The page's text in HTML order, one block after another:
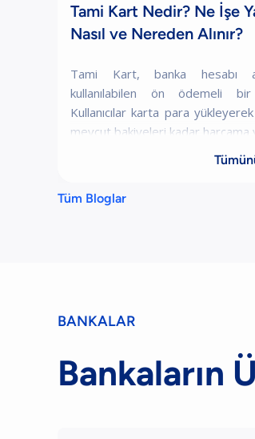
Tami Kart Nedir? Ne İşe
Nasıl ve Nereden Alınır?
Tami Kart, banka hesabı
kullanılabilen ön ödemeli bir
Kullanıcılar karta para yükleyerek
mevcut bakiyeleri kadar harcama
Tüm Bloglar
BANKALAR
Bankaların